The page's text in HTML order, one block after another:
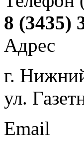
8 (3435)
Адрес
г.
ул.
Email